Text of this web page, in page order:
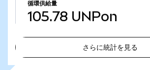
循環供給量
105.78 UNPon
さらに統計を見る